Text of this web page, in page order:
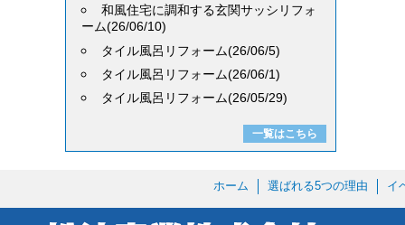
和風住宅に調和する玄関サッシリフォ
ーム(26/06/10)
タイル風呂リフォーム(26/06/5)
タイル風呂リフォーム(26/06/1)
タイル風呂リフォーム(26/05/29)
一覧はこちら
ホーム 選ばれる5つの理由 イ